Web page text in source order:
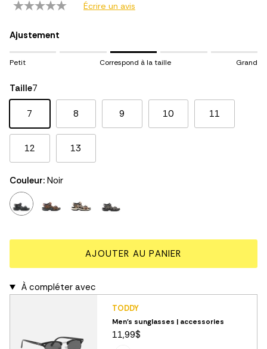
Écrire un avis
Ajustement
Rating of 1 means Petit.
Rating of 5 means Grand.
The rating of this product for "" is 3.
Petit Correspond à la taille Grand
Taille7
7 8 9 10 11
12 13
Couleur: Noir
AJOUTER AU PANIER
À compléter avec
TODDY
Men's sunglasses | accessories
11,99$